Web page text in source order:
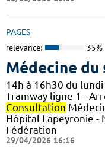
PAGES
relevance: 35%
Médecine du
14h à 16h30 du
Tramway ligne 1 -
Consultation
Hôpital Lapeyronie -
Fédération
29/04/2026 16:16